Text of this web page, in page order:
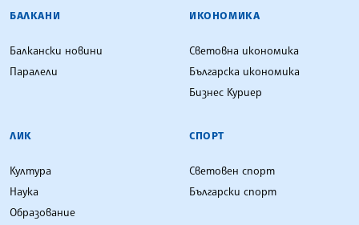
БАЛКАНИ
Балкански новини
Паралели
ИКОНОМИКА
Световна икономика
Българска икономика
Бизнес Куриер
ЛИК
Култура
Наука
Образование
СПОРТ
Световен спорт
Български спорт